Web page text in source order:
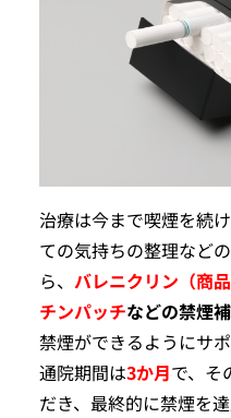
治療は今まで喫煙を続
ての気持ちの整理などの
ら、 バレニクリン（商
チンパッチなどの禁煙
禁煙ができるようにサポ
通院期間は3か月で、そ
だき、最終的に禁煙を